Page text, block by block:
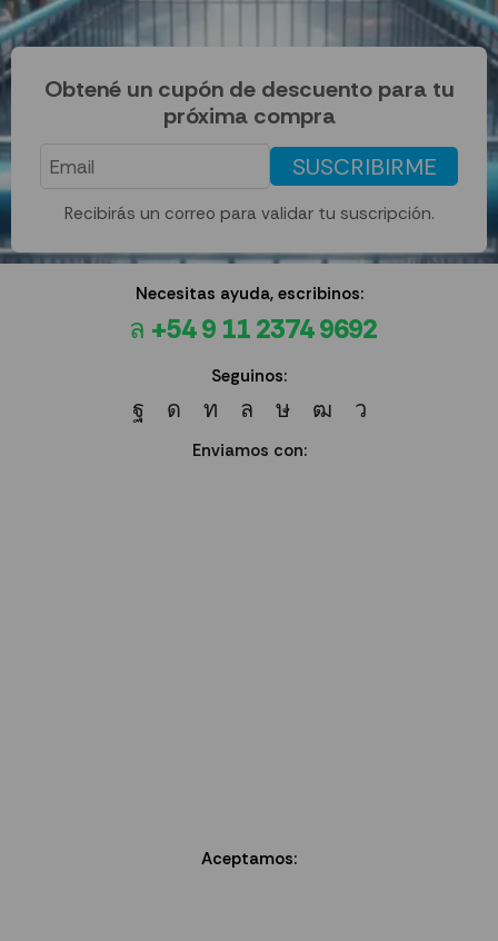
Obtené un cupón de descuento para tu
próxima compra
SUSCRIBIRME
Recibirás un correo para validar tu suscripción.
Necesitas ayuda, escribinos:
+54 9 11 2374 9692
Seguinos:
Enviamos con:
Aceptamos: